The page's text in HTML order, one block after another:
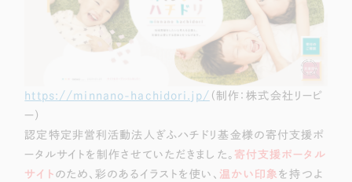
採用サイト制作
ECサイト制作
リープ・プロジェクト／マーケティング代行
オプションサービス
お客様インタビュー
Outsourcing
リープ・プロジェクト
「反響強化」を目的としたマーケティング代行
https://minnano-hachidori.jp/ （制作：株式会社リーピ
ー）
認定特定非営利活動法人ぎふハチドリ基金様の寄付支援ポ
ータルサイトを制作させていただきました。 寄付支援ポータル
サイト のため、彩のあるイラストを使い、 温かい印象 を持つよ